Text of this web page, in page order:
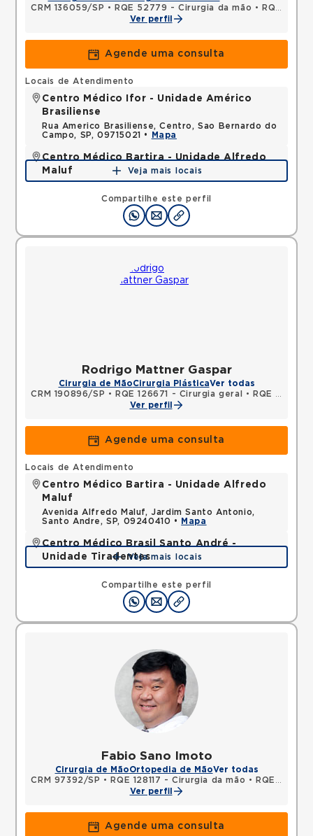
CRM 136059/SP • RQE 52779 - Cirurgia da mão •
RQE 54652 - Ortopedia e traumatologia
Ver perfil
Agende uma consulta
Compartilhe este perfil
Locais de Atendimento
Centro Médico Ifor - Unidade Américo
Brasiliense
Rua Americo Brasiliense, Centro, Sao Bernardo do
Campo, SP, 09715021 •
Mapa
Centro Médico Bartira - Unidade Alfredo
Maluf
Avenida Alfredo Maluf, Jardim Santo Antonio,
Santo Andre, SP, 09240410 •
Mapa
Veja mais locais
Rodrigo Mattner Gaspar
Cirurgia de MãoCirurgia PlásticaVer todas
CRM 190896/SP • RQE 126671 - Cirurgia geral •
RQE 126672 - Cirurgia plástica
Ver perfil
Agende uma consulta
Compartilhe este perfil
Locais de Atendimento
Centro Médico Bartira - Unidade Alfredo
Maluf
Avenida Alfredo Maluf, Jardim Santo Antonio,
Santo Andre, SP, 09240410 •
Mapa
Centro Médico Brasil Santo André -
Unidade Tiradentes
Rua Tiradentes, Vila Dora, Santo Andre, SP,
09030560 •Mapa
Veja mais locais
Fabio Sano Imoto
Cirurgia de MãoOrtopedia de MãoVer todas
CRM 97392/SP • RQE 128117 - Cirurgia da mão •
RQE 128118 - Ortopedia e traumatologia
Ver perfil
Agende uma consulta